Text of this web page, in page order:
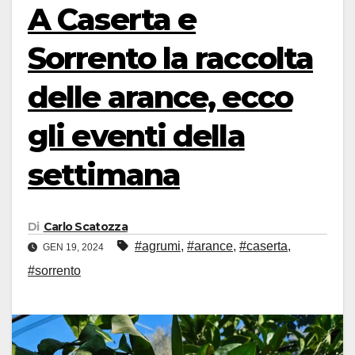
A Caserta e
Sorrento la raccolta
delle arance, ecco
gli eventi della
settimana
Di Carlo Scatozza
GEN 19, 2024 #agrumi, #arance, #caserta,
#sorrento